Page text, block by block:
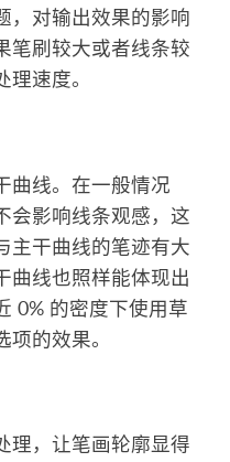
，对输出效果的影响
笔刷较大或者线条较
速度。
曲线。在一般情况
会影响线条观感，这
主干曲线的笔迹有大
曲线也照样能体现出
0% 的密度下使用草
的效果。
理，让笔画轮廓显得